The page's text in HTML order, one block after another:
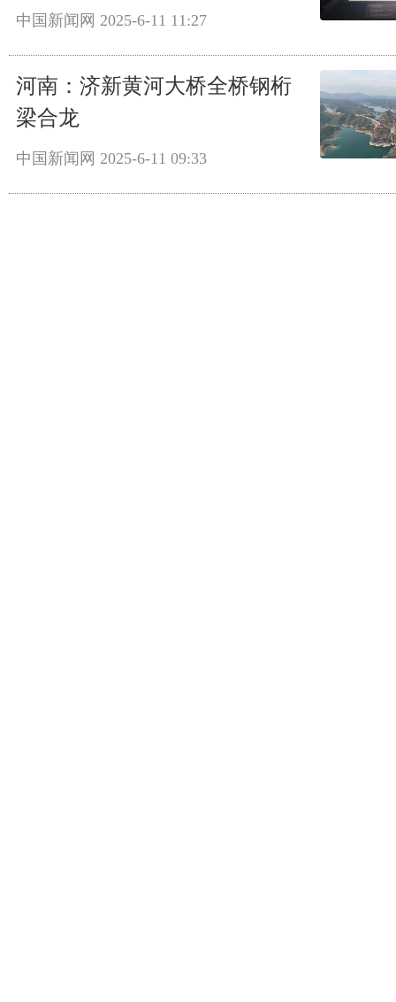
中国新闻网 2025-6-11 11:27
河南：济新黄河大桥全桥钢桁
梁合龙
中国新闻网 2025-6-11 09:33